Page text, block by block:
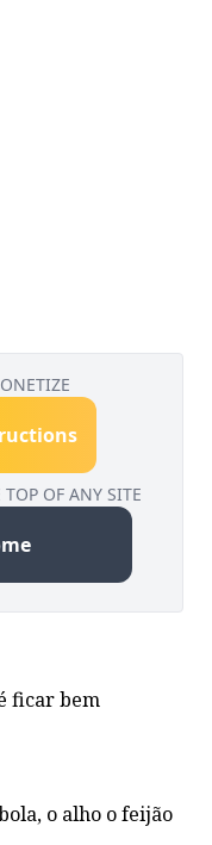
TOP OF ANY SITE
ficar bem
o alho o feijão